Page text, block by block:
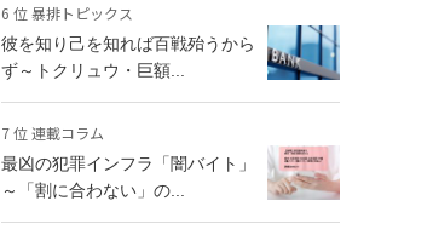
6 位 暴排トピックス
彼を知り己を知れば百戦殆うから
ず～トクリュウ・巨額...
7 位 連載コラム
最凶の犯罪インフラ「闇バイト」
～「割に合わない」の...